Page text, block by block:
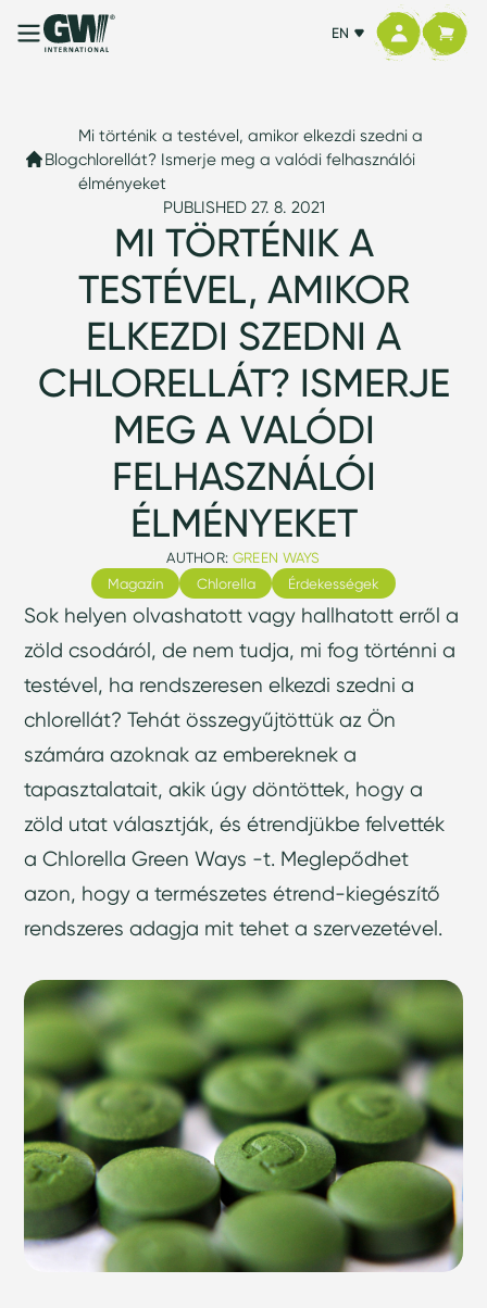
EN
Blog
Mi történik a testével, amikor elkezdi szedni a
chlorellát? Ismerje meg a valódi felhasználói
élményeket
PUBLISHED 27. 8. 2021
MI TÖRTÉNIK A
TESTÉVEL, AMIKOR
ELKEZDI SZEDNI A
CHLORELLÁT? ISMERJE
MEG A VALÓDI
FELHASZNÁLÓI
ÉLMÉNYEKET
AUTHOR: GREEN WAYS
Magazin
Chlorella Érdekességek
Sok helyen olvashatott vagy hallhatott erről a
zöld csodáról, de nem tudja, mi fog történni a
testével, ha rendszeresen elkezdi szedni a
chlorellát? Tehát összegyűjtöttük az Ön
számára azoknak az embereknek a
tapasztalatait, akik úgy döntöttek, hogy a
zöld utat választják, és étrendjükbe felvették
a Chlorella Green Ways -t. Meglepődhet
azon, hogy a természetes étrend-kiegészítő
rendszeres adagja mit tehet a szervezetével.